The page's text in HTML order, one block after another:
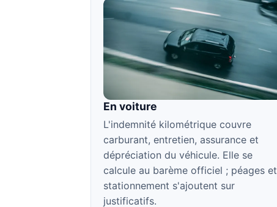
En voiture
L'indemnité kilométrique couvre
carburant, entretien, assurance et
dépréciation du véhicule. Elle se
calcule au barème officiel ; péages et
stationnement s'ajoutent sur
justificatifs.